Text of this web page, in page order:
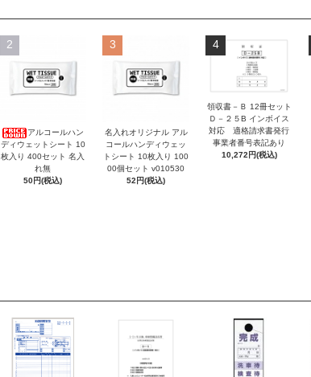
2
アルコールハン
ディウェットシート 10
枚入り 400セット 名入
れ無
50円(税込)
3
名入れオリジナル アル
コールハンディウェッ
トシート 10枚入り 100
00個セット v010530
52円(税込)
4
領収書－Ｂ 12冊セット
Ｄ－２５B インボイス
対応 適格請求書発行
事業者番号表記あり
10,272円(税込)